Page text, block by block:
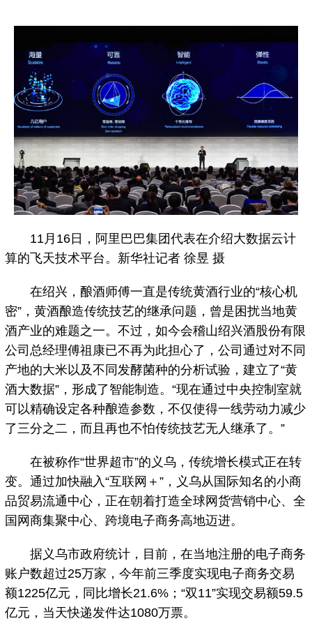
11月16日，阿里巴巴集团代表在介绍大数据云计
算的飞天技术平台。新华社记者 徐昱 摄
在绍兴，酿酒师傅一直是传统黄酒行业的“核心机
密”，黄酒酿造传统技艺的继承问题，曾是困扰当地黄
酒产业的难题之一。不过，如今会稽山绍兴酒股份有限
公司总经理傅祖康已不再为此担心了，公司通过对不同
产地的大米以及不同发酵菌种的分析试验，建立了“黄
酒大数据”，形成了智能制造。“现在通过中央控制室就
可以精确设定各种酿造参数，不仅使得一线劳动力减少
了三分之二，而且再也不怕传统技艺无人继承了。”
在被称作“世界超市”的义乌，传统增长模式正在转
变。通过加快融入“互联网＋”，义乌从国际知名的小商
品贸易流通中心，正在朝着打造全球网货营销中心、全
国网商集聚中心、跨境电子商务高地迈进。
据义乌市政府统计，目前，在当地注册的电子商务
账户数超过25万家，今年前三季度实现电子商务交易
额1225亿元，同比增长21.6%；“双11”实现交易额59.5
亿元，当天快递发件达1080万票。